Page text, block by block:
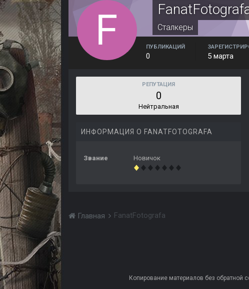
Сталкеры
ПУБЛИКАЦИЙ
0 5 марта
РЕПУТАЦИЯ
0
Нейтральная
ИНФОРМАЦИЯ О FANATFOTOGRAFA
Звание Новичок
Главная FanatFotografa
Копирование материалов без обратной